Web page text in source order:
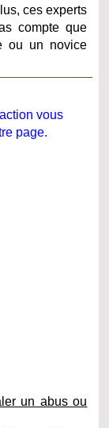
ces experts
compte que
ou un novice
vous
page.
un abus ou